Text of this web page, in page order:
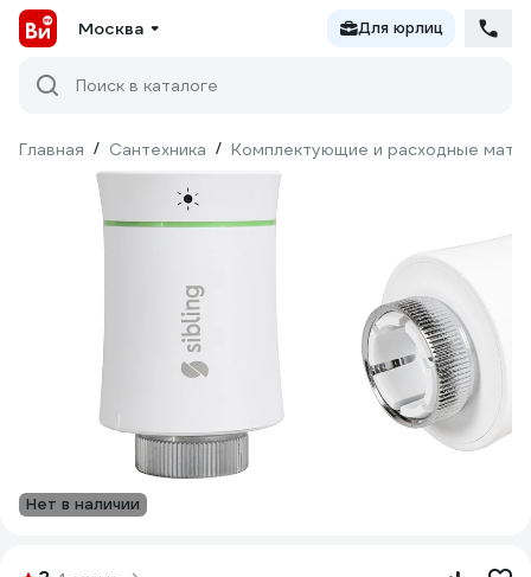
Москва Для юрлиц
Поиск в каталоге
Главная / Сантехника / Комплектующие и расходные
Нет в наличии